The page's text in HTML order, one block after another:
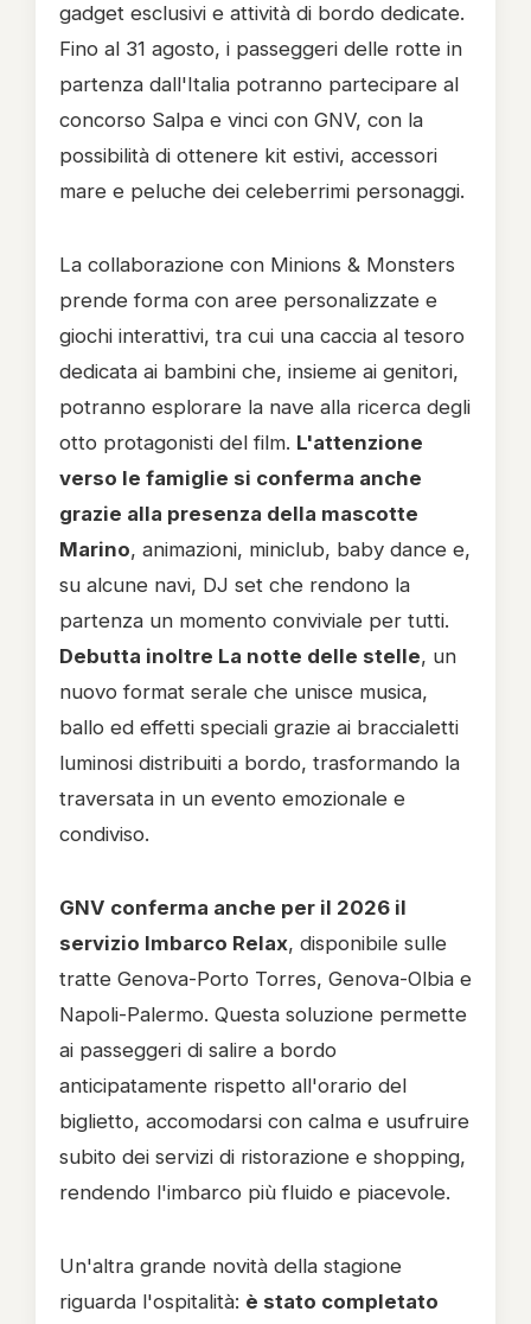
gadget esclusivi e attività di bordo dedicate.
Fino al 31 agosto, i passeggeri delle rotte in
partenza dall'Italia potranno partecipare al
concorso Salpa e vinci con GNV, con la
possibilità di ottenere kit estivi, accessori
mare e peluche dei celeberrimi personaggi.
La collaborazione con Minions & Monsters
prende forma con aree personalizzate e
giochi interattivi, tra cui una caccia al tesoro
dedicata ai bambini che, insieme ai genitori,
potranno esplorare la nave alla ricerca degli
otto protagonisti del film. L'attenzione
verso le famiglie si conferma anche
grazie alla presenza della mascotte
Marino, animazioni, miniclub, baby dance e,
su alcune navi, DJ set che rendono la
partenza un momento conviviale per tutti.
Debutta inoltre La notte delle stelle, un
nuovo format serale che unisce musica,
ballo ed effetti speciali grazie ai braccialetti
luminosi distribuiti a bordo, trasformando la
traversata in un evento emozionale e
condiviso.
GNV conferma anche per il 2026 il
servizio Imbarco Relax, disponibile sulle
tratte Genova-Porto Torres, Genova-Olbia e
Napoli-Palermo. Questa soluzione permette
ai passeggeri di salire a bordo
anticipatamente rispetto all'orario del
biglietto, accomodarsi con calma e usufruire
subito dei servizi di ristorazione e shopping,
rendendo l'imbarco più fluido e piacevole.
Un'altra grande novità della stagione
riguarda l'ospitalità: è stato completato